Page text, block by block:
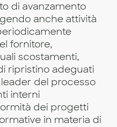
di avanzamento
anche attività
fornitore,
scostamenti,
ripristino adeguati
del processo
interni
dei progetti
in materia di